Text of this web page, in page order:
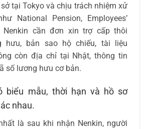
tại Tokyo và chịu trách nhiệm xử
National Pension, Employees’
Nenkin cần đơn xin trợ cấp thôi
hưu, bản sao hộ chiếu, tài liệu
còn địa chỉ tại Nhật, thông tin
số lương hưu cơ bản.
biểu mẫu, thời hạn và hồ sơ
nhau.
là sau khi nhận Nenkin, người